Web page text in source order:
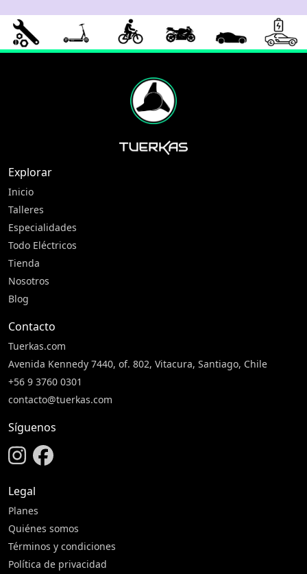
Explorar
Inicio
Talleres
Especialidades
Todo Eléctricos
Tienda
Nosotros
Blog
Contacto
Tuerkas.com
Avenida Kennedy 7440, of. 802, Vitacura, Santiago, Chile
+56 9 3760 0301
contacto@tuerkas.com
Síguenos
Legal
Planes
Quiénes somos
Términos y condiciones
Política de privacidad